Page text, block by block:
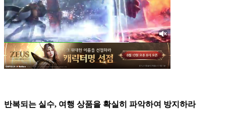
반복되는 실수, 여행 상품을 확실히 파악하여 방지하라